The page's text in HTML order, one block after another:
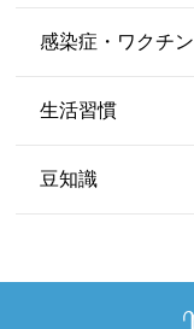
感染症・ワクチン
生活習慣
豆知識